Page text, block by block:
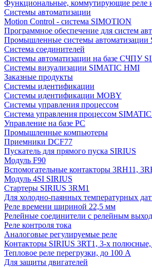
Функциональные, коммутирующие реле и
Системы автоматизации
Motion Control - система SIMOTION
Программное обеспечение для систем
Промышленные системы автоматизации
Система соединителей
Системы автоматизации на базе СЧПУ
Системы визуализации SIMATIC HMI
Заказные продукты
Системы идентификации
Системы идентификации MOBY
Системы управления процессом
Система управления процессом
Управление на базе РС
Промышленные компьютеры
Приемники DCF77
Пускатель для прямого пуска SIRIUS
Модуль F90
Вспомогательные контакторы 3RH11,
Модуль 4SI SIRIUS
Стартеры SIRIUS 3RM1
Для холодно-паянных температурных
Реле времени шириной 22,5 мм
Релейные соединители с релейным
Реле контроля тока
Аналоговые регулируемые реле
Контакторы SIRIUS 3RT1, 3-х
Тепловое реле перегрузки, до 100 A
Для защиты двигателей